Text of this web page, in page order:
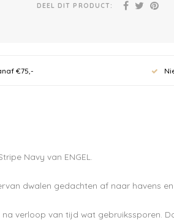
DEEL DIT PRODUCT:
€75,-
Navy van ENGEL.
dwalen gedachten af naar havens
verloop van tijd wat gebruikssporen.